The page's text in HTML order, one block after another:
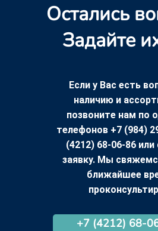
Остались
Задайте
Если у Вас есть
наличию и
позвоните нам по
телефонов +7 (984)
(4212) 68-06-86 или
заявку. Мы
ближайшее
+7 (4212) 68-